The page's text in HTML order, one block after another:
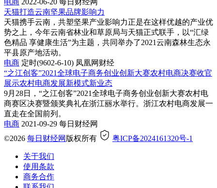
天猫打造云南坚果品牌影响力
天猫携手云南，共塑坚果产业影响力正是在这样优越的产业优
势之上，今年云南省林业和草原局与天猫正式联手，以“汇绿
色精品 享健康生活”为主题，共同举办了2021云南森林生态永
平县原产地活动。
电商 定时(9602-6-10) 凤凰网财经
“之江创客”2021全球电子商务创业创新大赛农村电商决赛收官
展示农村电商发展新模式新业态
9月28日，“之江创客”2021全球电子商务创业创新大赛农村电
商赛区决赛暨颁奖典礼在浙江丽水举行。浙江农村电商发展一
直走在全国前列。
电商 2021-09-29 每日财经网
©2026 每日财经网 版权所有 粤ICP备2024161320号-1
关于我们
使用条款
商务合作